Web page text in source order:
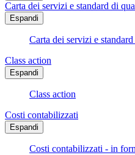
Carta dei servizi e standard di
Espandi
Carta dei servizi e
Class action
Espandi
Class action
Costi contabilizzati
Espandi
Costi contabilizzati - in